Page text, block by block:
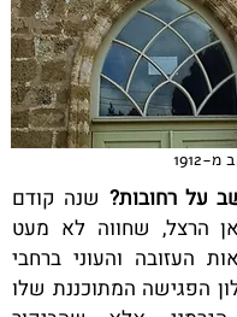
על רחובות? שנה קודם
הרצל, שחווה לא מעט
העזובה והעוני ברחבי
הפגישה המתוכננת שלו